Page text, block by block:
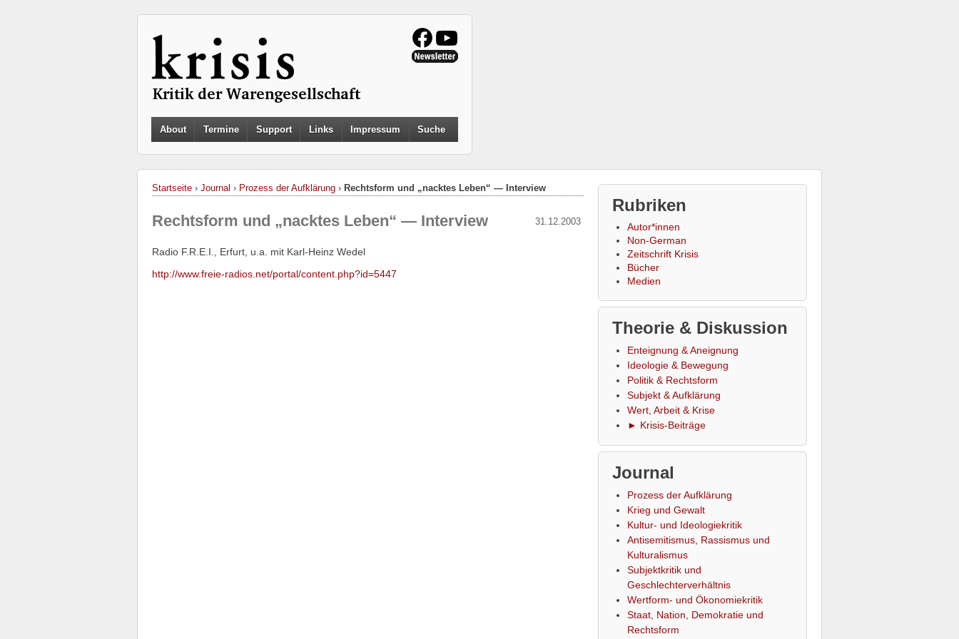
About Termine Support Links Impressum Suche
Startseite › Journal › Prozess der Aufklärung › Rechtsform und „nacktes Leben“ — Interview
31.12.2003
Rechtsform und „nacktes Leben“ — Interview
Radio F.R.E.I., Erfurt, u.a. mit Karl-Heinz Wedel
http://www.freie-radios.net/portal/content.php?id=5447
Rubriken
Autor*innen
Non-German
Zeitschrift Krisis
Bücher
Medien
Theorie & Diskussion
Enteignung & Aneignung
Ideologie & Bewegung
Politik & Rechtsform
Subjekt & Aufklärung
Wert, Arbeit & Krise
► Krisis-Beiträge
Journal
Prozess der Aufklärung
Krieg und Gewalt
Kultur- und Ideologiekritik
Antisemitismus, Rassismus und
Kulturalismus
Subjektkritik und
Geschlechterverhältnis
Wertform- und Ökonomiekritik
Staat, Nation, Demokratie und
Rechtsform